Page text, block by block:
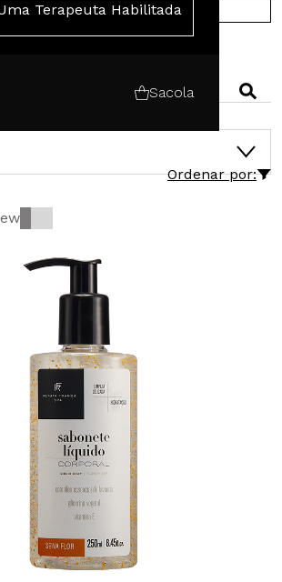
Terapeuta Habilitada
Sacola
COMPRE NA EUROPA
Ordenar por: